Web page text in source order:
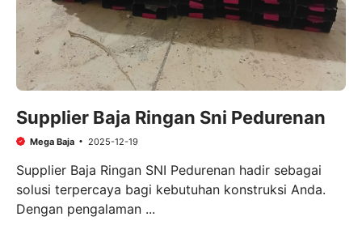
Supplier Baja Ringan Sni Pedurenan
Mega Baja 2025-12-19
Supplier Baja Ringan SNI Pedurenan hadir sebagai
solusi terpercaya bagi kebutuhan konstruksi Anda.
Dengan pengalaman ...